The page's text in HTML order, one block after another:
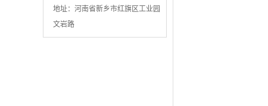
地址：河南省新乡市红旗区工业园
文岩路